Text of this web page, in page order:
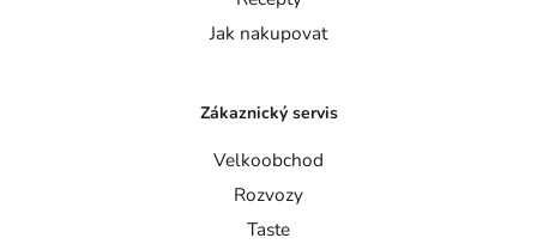
Jak nakupovat
Zákaznický servis
Velkoobchod
Rozvozy
Taste